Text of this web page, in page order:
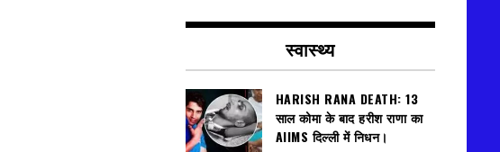
स्वास्थ्य
HARISH RANA DEATH: 13
साल कोमा के बाद हरीश राणा का
AIIMS दिल्ली में निधन।